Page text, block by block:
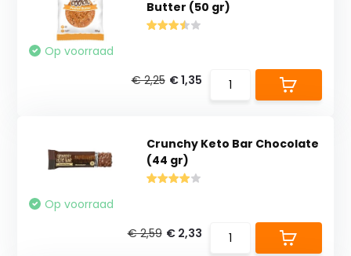
Butter (50 gr)
Op voorraad
€ 2,25 € 1,35
Crunchy Keto Bar Chocolate
(44 gr)
Op voorraad
€ 2,59 € 2,33